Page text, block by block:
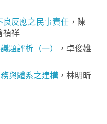
良反應之民事責任，陳
禎祥
題評析（一）
，卓俊雄
與體系之建構，林明昕